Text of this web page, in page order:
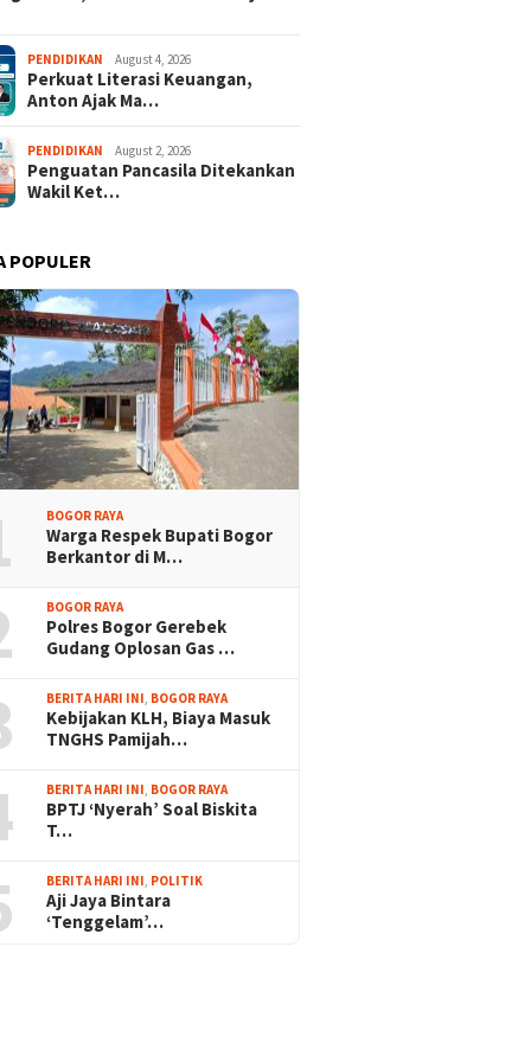
PENDIDIKAN August 4, 2026
Perkuat Literasi Keuangan,
Anton Ajak Ma…
PENDIDIKAN August 2, 2026
Penguatan Pancasila Ditekankan
Wakil Ket…
POPULER
BOGOR RAYA
Warga Respek Bupati Bogor
Berkantor di M…
BOGOR RAYA
Polres Bogor Gerebek
Gudang Oplosan Gas …
BERITA HARI INI, BOGOR RAYA
Kebijakan KLH, Biaya Masuk
TNGHS Pamijah…
BERITA HARI INI, BOGOR RAYA
BPTJ ‘Nyerah’ Soal Biskita
T…
BERITA HARI INI, POLITIK
Aji Jaya Bintara
‘Tenggelam’…